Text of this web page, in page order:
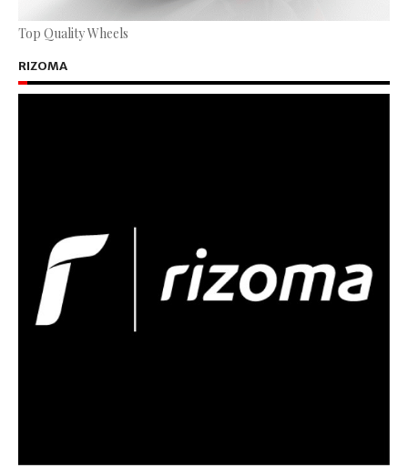
Top Quality Wheels
RIZOMA